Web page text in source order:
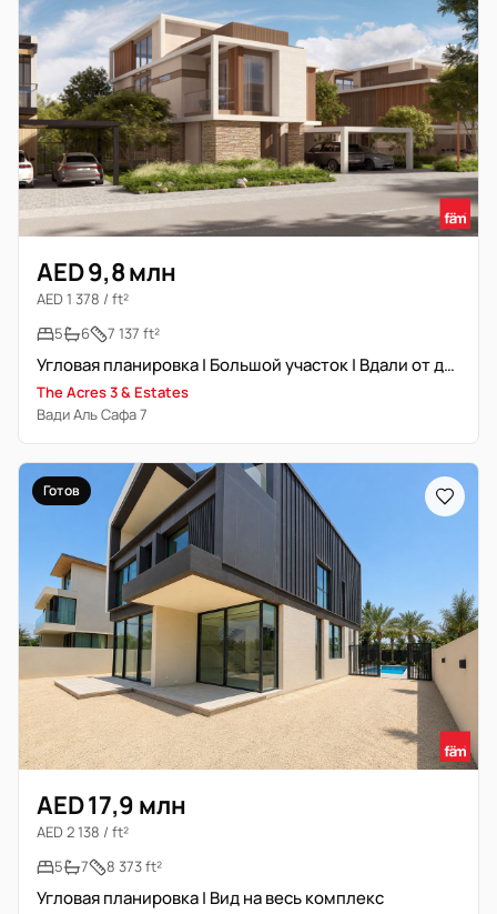
AED 9,8 млн
AED 1 378 / ft²
5
6 7 137 ft²
Угловая планировка | Большой участок | Вдали от дороги
The Acres 3 & Estates
Вади Аль Сафа 7
Готов
AED 17,9 млн
AED 2 138 / ft²
5
7 8 373 ft²
Угловая планировка | Вид на весь комплекс